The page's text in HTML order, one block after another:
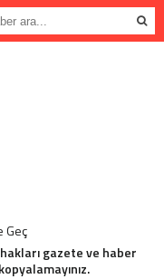
Geç
gazete ve haber